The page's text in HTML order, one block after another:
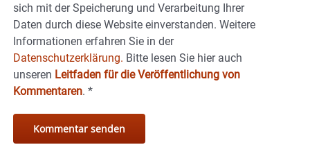
sich mit der Speicherung und Verarbeitung Ihrer
Daten durch diese Website einverstanden. Weitere
Informationen erfahren Sie in der
Datenschutzerklärung. Bitte lesen Sie hier auch
unseren Leitfaden für die Veröffentlichung von
Kommentaren. *